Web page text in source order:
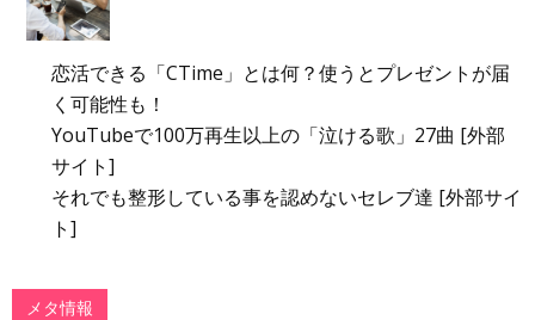
恋活できる「CTime」とは何？使うとプレゼントが届
く可能性も！
YouTubeで100万再生以上の「泣ける歌」27曲 [外部
サイト]
それでも整形している事を認めないセレブ達 [外部サイ
ト]
メタ情報